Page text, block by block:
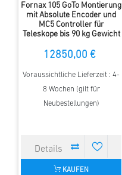
Fornax 105 GoTo Montierung
mit Absolute Encoder und
MC5 Controller für
Teleskope bis 90 kg Gewicht
12850,00 €
Voraussichtliche Lieferzeit : 4-
8 Wochen (gilt für
Neubestellungen)
KAUFEN